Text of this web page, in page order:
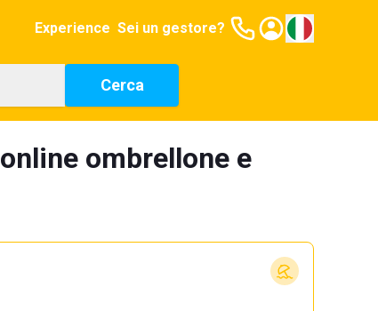
Experience Sei un gestore?
Cerca
ombrellone e